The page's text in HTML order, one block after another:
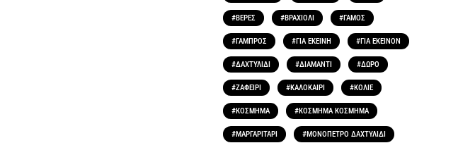
ΒΕΡΕΣ ΒΡΑΧΙΟΛΙ ΓΑΜΟΣ
ΓΑΜΠΡΟΣ ΓΙΑ ΕΚΕΙΝΗ ΓΙΑ ΕΚΕΙΝΟΝ
ΔΑΧΤΥΛΙΔΙ ΔΙΑΜΑΝΤΙ ΔΩΡΟ
ΖΑΦΕΙΡΙ ΚΑΛΟΚΑΙΡΙ ΚΟΛΙΕ
ΚΟΣΜΗΜΑ ΚΟΣΜΗΜΑ ΚΟΣΜΗΜΑ
ΜΑΡΓΑΡΙΤΑΡΙ ΜΟΝΟΠΕΤΡΟ ΔΑΧΤΥΛΙΔΙ